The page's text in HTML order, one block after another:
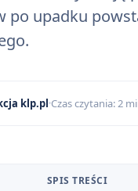
po upadku
klp.pl Czas czytania: 2
SPIS TREŚCI